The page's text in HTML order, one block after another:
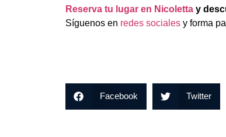
Reserva tu lugar en Nicoletta y
Síguenos en redes sociales y forma
Facebook Twitter